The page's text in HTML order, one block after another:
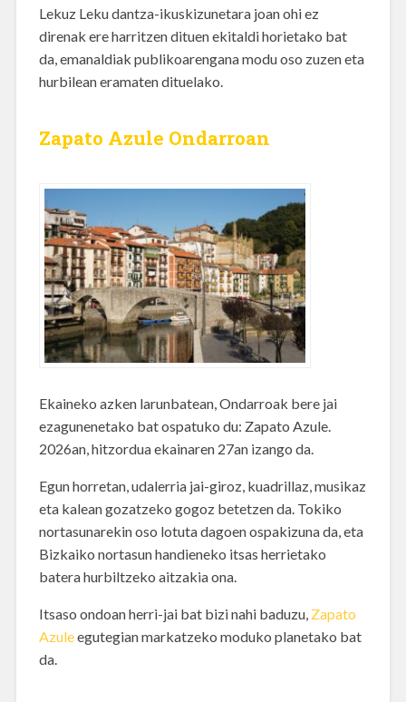
Lekuz Leku dantza-ikuskizunetara joan ohi ez
direnak ere harritzen dituen ekitaldi horietako bat
da, emanaldiak publikoarengana modu oso zuzen eta
hurbilean eramaten dituelako.
Zapato Azule Ondarroan
Ekaineko azken larunbatean, Ondarroak bere jai
ezagunenetako bat ospatuko du: Zapato Azule.
2026an, hitzordua ekainaren 27an izango da.
Egun horretan, udalerria jai-giroz, kuadrillaz, musikaz
eta kalean gozatzeko gogoz betetzen da. Tokiko
nortasunarekin oso lotuta dagoen ospakizuna da, eta
Bizkaiko nortasun handieneko itsas herrietako
batera hurbiltzeko aitzakia ona.
Itsaso ondoan herri-jai bat bizi nahi baduzu, Zapato
Azuleegutegian markatzeko moduko planetako bat
da.